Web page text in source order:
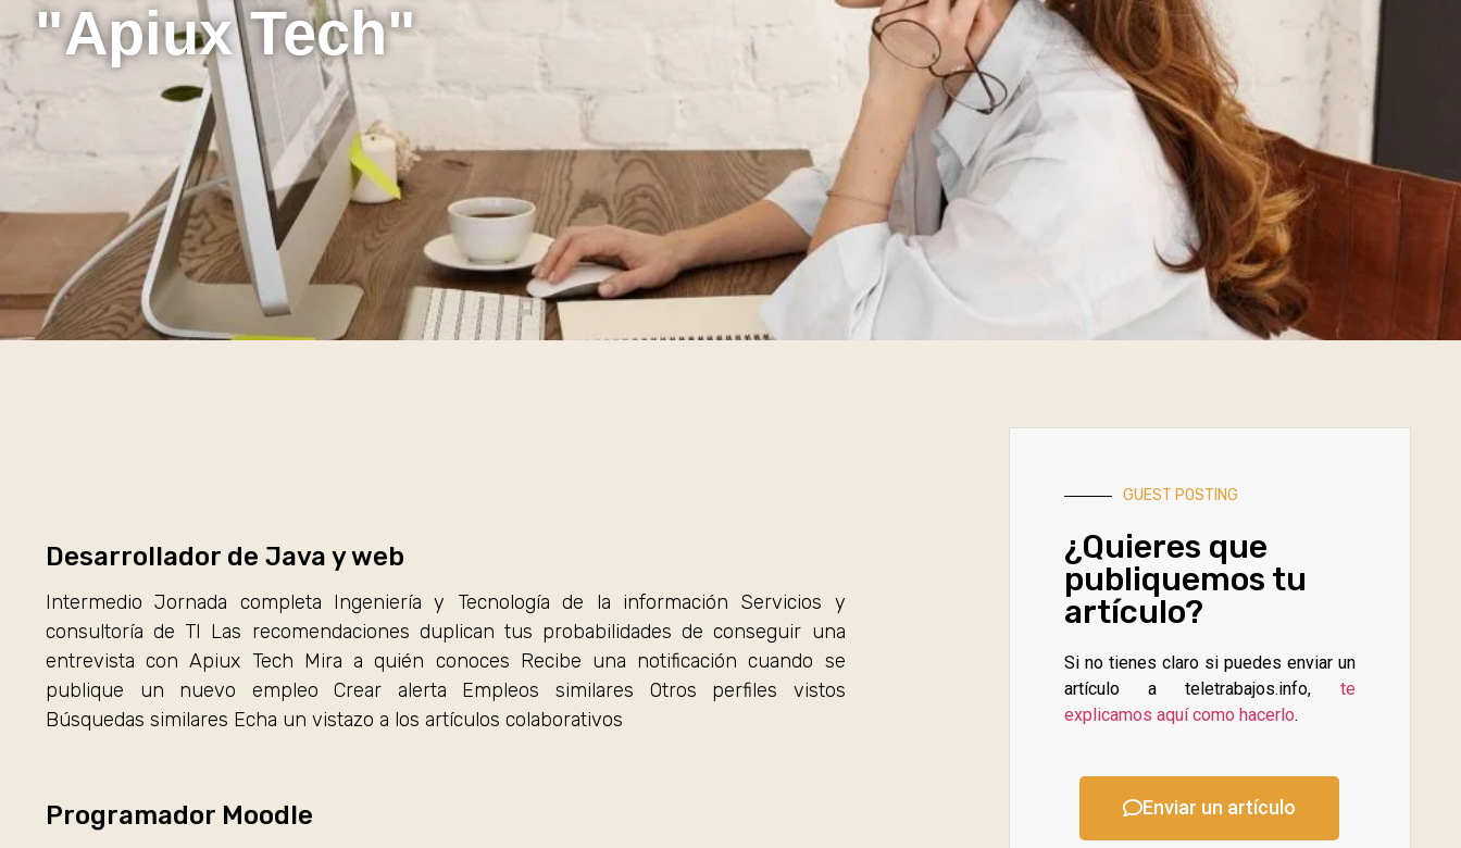
"Apiux Tech"
Desarrollador de Java y web
Intermedio Jornada completa Ingeniería y Tecnología de la información Servicios y
consultoría de TI Las recomendaciones duplican tus probabilidades de conseguir una
entrevista con Apiux Tech Mira a quién conoces Recibe una notificación cuando se
publique un nuevo empleo Crear alerta Empleos similares Otros perfiles vistos
Búsquedas similares Echa un vistazo a los artículos colaborativos
Programador Moodle
GUEST POSTING
¿Quieres que
publiquemos tu
artículo?
Si no tienes claro si puedes enviar un
artículo a teletrabajos.info, te
explicamos aquí como hacerlo.
Enviar un artículo